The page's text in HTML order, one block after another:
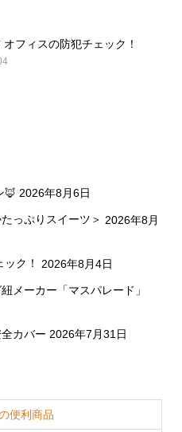
フィスの防犯チェック！
🦊 2026年8月6日
っぷりスイーツ＞ 2026年8月
ク！
2026年8月4日
メーカー「マスパレード」
カバー 2026年7月31日
便利商品